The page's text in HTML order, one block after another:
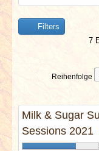
NEWS &
BERICHTE
SPECIALS
Filters
7
Reihenfolge
Milk & Sugar
Sessions 2021